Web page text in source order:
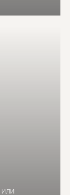
или